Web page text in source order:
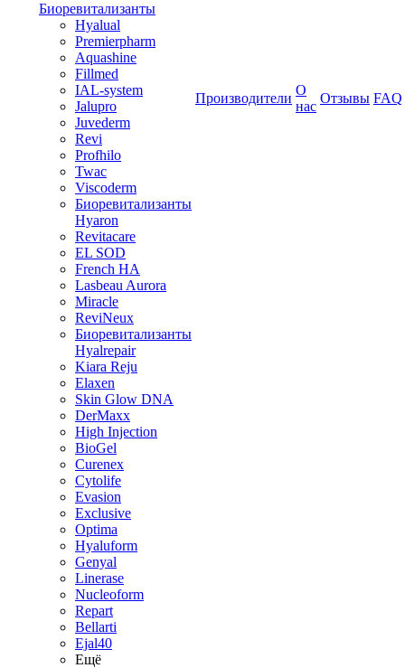
Биоревитализанты
Hyalual
Premierpharm
Aquashine
Fillmed
IAL-system
Jalupro
Juvederm
Revi
Profhilo
Twac
Viscoderm
Биоревитализанты
Hyaron
Revitacare
EL SOD
French HA
Lasbeau Aurora
Miracle
ReviNeux
Биоревитализанты
Hyalrepair
Kiara Reju
Elaxen
Skin Glow DNA
DerMaxx
High Injection
BioGel
Curenex
Cytolife
Evasion
Exclusive
Optima
Hyaluform
Genyal
Linerase
Nucleoform
Repart
Bellarti
Ejal40
Ещё
Производители
О
нас
Отзывы FAQ